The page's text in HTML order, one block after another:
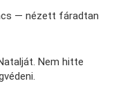
— nézett fáradtan
Nem hitte